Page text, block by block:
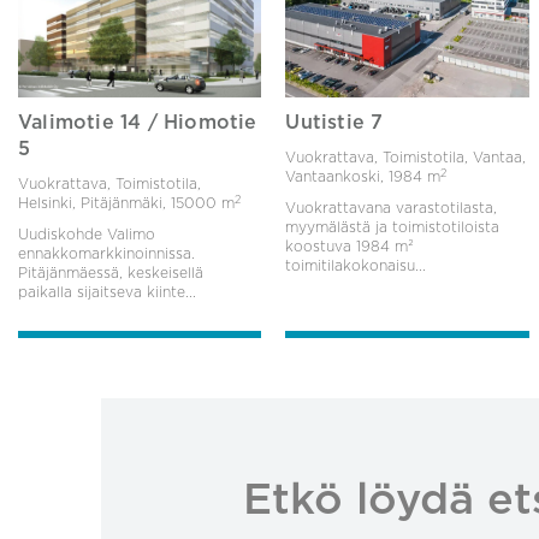
Valimotie 14 / Hiomotie
5
Vuokrattava, Toimistotila,
Helsinki, Pitäjänmäki, 15000 m2
Uudiskohde Valimo
ennakkomarkkinoinnissa.
Pitäjänmäessä, keskeisellä
paikalla sijaitseva kiinte...
Uutistie 7
Vuokrattava, Toimistotila, Vantaa,
Vantaankoski,1984 m2
Vuokrattavana varastotilasta,
myymälästä ja toimistotiloista
koostuva 1984 m²
toimitilakokonaisu...
Etkö löydä